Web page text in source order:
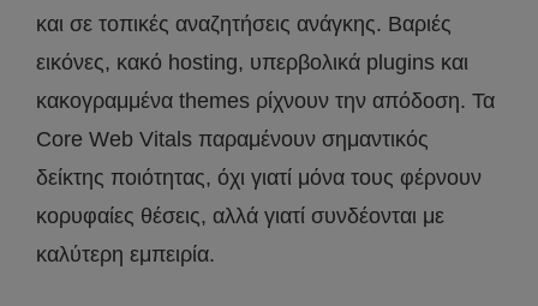
και σε τοπικές αναζητήσεις ανάγκης. Βαριές
εικόνες, κακό hosting, υπερβολικά plugins και
κακογραμμένα themes ρίχνουν την απόδοση. Τα
Core Web Vitals παραμένουν σημαντικός
δείκτης ποιότητας, όχι γιατί μόνα τους φέρνουν
κορυφαίες θέσεις, αλλά γιατί συνδέονται με
καλύτερη εμπειρία.